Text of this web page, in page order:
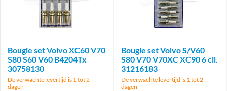
Bougie set Volvo XC60 V70
S80 S60 V60 B4204Tx
30758130
De verwachte levertijd is 1 tot 2
dagen
Bougie set Volvo S/V60
S80 V70 V70XC XC90 6 cil.
31216183
De verwachte levertijd is 1 tot 2
dagen